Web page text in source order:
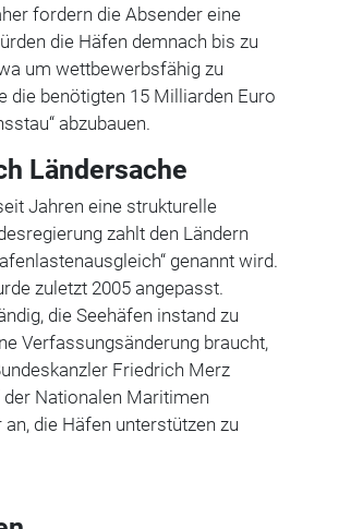
fordern die Absender eine
die Häfen demnach bis zu
um wettbewerbsfähig zu
die benötigten 15 Milliarden Euro
abzubauen.
Ländersache
Jahren eine strukturelle
zahlt den Ländern
genannt wird.
zuletzt 2005 angepasst.
die Seehäfen instand zu
Verfassungsänderung braucht,
Friedrich Merz
Nationalen Maritimen
die Häfen unterstützen zu